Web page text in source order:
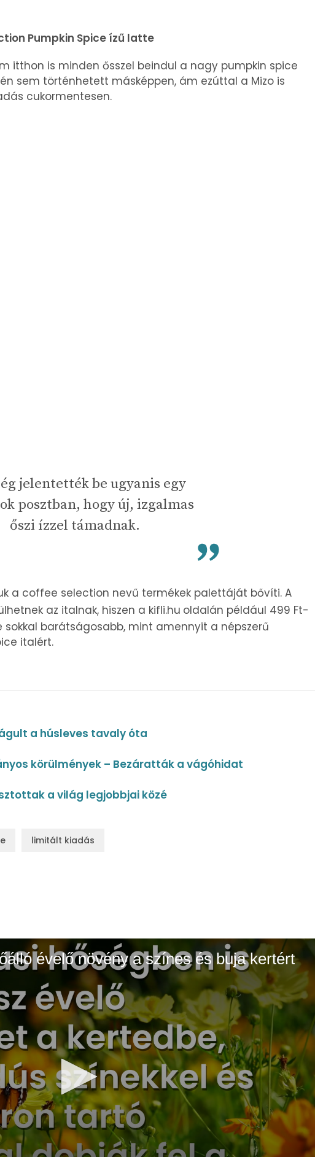
Pumpkin Spice ízű latte
itthon is minden ősszel beindul a nagy pumpkin spice
sem történhetett másképpen, ám ezúttal a Mizo is
cukormentesen.
jelentették be ugyanis egy
posztban, hogy új, izgalmas
őszi ízzel támadnak.
a coffee selection nevű termékek palettáját bővíti. A
az italnak, hiszen a kifli.hu oldalán például 499 Ft-
barátságosabb, mint amennyit a népszerű
italért.
a húsleves tavaly óta
körülmények – Bezáratták a vágóhidat
a világ legjobbjai közé
limitált kiadás
évelő növény a színes és buja kertért